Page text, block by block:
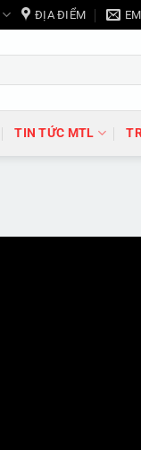
ĐỊA ĐIỂM
TIN TỨC MTL